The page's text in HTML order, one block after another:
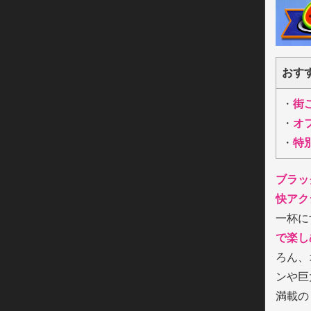
おす
・ 街
・ オ
・ 特
ブラ
快ア
一杯
で楽
ろん
ンや
満載